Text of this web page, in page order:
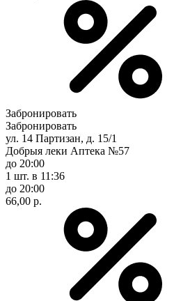
Забронировать
Забронировать
ул. 14 Партизан, д. 15/1
Добрыя леки Аптека №57
до 20:00
1 шт. в 11:36
до 20:00
66,00 р.